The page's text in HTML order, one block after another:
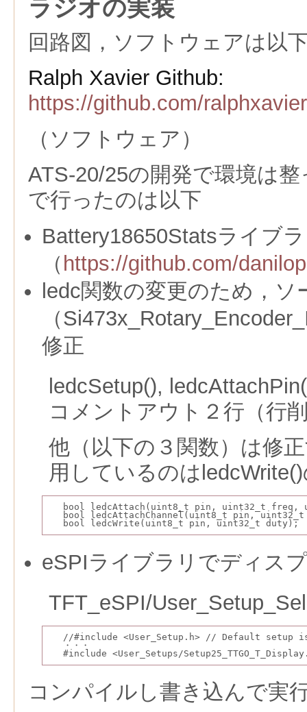
ラジオの実装
回路図，ソフトウェアは以
Ralph Xavier Github:
https://github.com/
（ソフトウェア）
ATS-20/25の開発で環境は
で行ったのは以下
Battery18650Statsライブ
（ https://github.com/
ledc関数の変更のため，ソ
（
修正
ledcSetup(),
コメントアウト２行（行
他（以下の３関数）は修
用しているのは
bool ledcAttach(uint8_t pin, uint32_t freq,
bool ledcAttachChannel(uint8_t pin,
bool ledcWrite(uint8_t pin, uint32_t duty);
eSPIライブラリでディス
TFT_eSPI/
//#include <User_Setup.h> // Default
・・・
#include <User_Setups/
コンパイルし書き込んで実